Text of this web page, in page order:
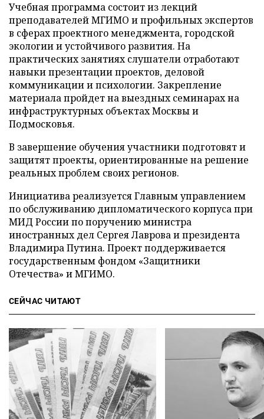
Учебная программа состоит из лекций
преподавателей МГИМО и профильных экспертов
в сферах проектного менеджмента, городской
экологии и устойчивого развития. На
практических занятиях слушатели отработают
навыки презентации проектов, деловой
коммуникации и психологии. Закрепление
материала пройдет на выездных семинарах на
инфраструктурных объектах Москвы и
Подмосковья.
В завершение обучения участники подготовят и
защитят проекты, ориентированные на решение
реальных проблем своих регионов.
Инициатива реализуется Главным управлением
по обслуживанию дипломатического корпуса при
МИД России по поручению министра
иностранных дел Сергея Лаврова и президента
Владимира Путина. Проект поддерживается
государственным фондом «Защитники
Отечества» и МГИМО.
СЕЙЧАС ЧИТАЮТ